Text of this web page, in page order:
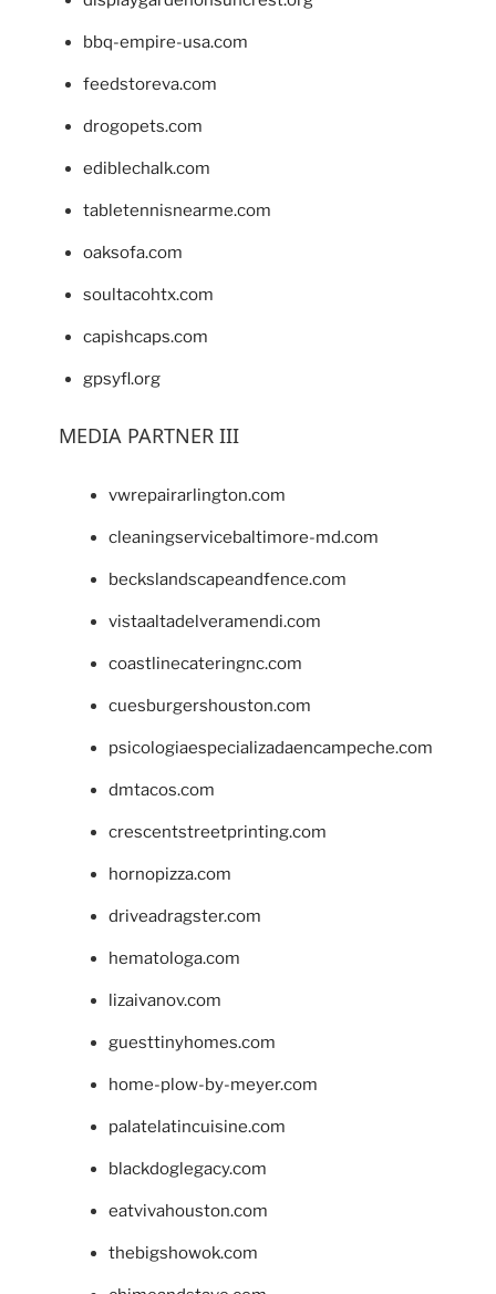
bbq-empire-usa.com
feedstoreva.com
drogopets.com
ediblechalk.com
tabletennisnearme.com
oaksofa.com
soultacohtx.com
capishcaps.com
gpsyfl.org
MEDIA PARTNER III
vwrepairarlington.com
cleaningservicebaltimore-md.com
beckslandscapeandfence.com
vistaaltadelveramendi.com
coastlinecateringnc.com
cuesburgershouston.com
psicologiaespecializadaencampeche.com
dmtacos.com
crescentstreetprinting.com
hornopizza.com
driveadragster.com
hematologa.com
lizaivanov.com
guesttinyhomes.com
home-plow-by-meyer.com
palatelatincuisine.com
blackdoglegacy.com
eatvivahouston.com
thebigshowok.com